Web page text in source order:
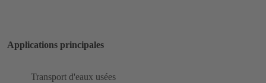
Applications principales
Transport d'eaux usées